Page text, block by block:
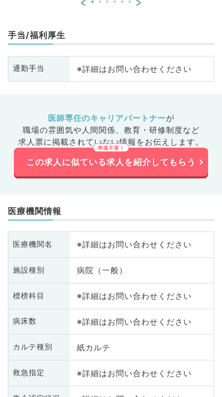
手当/福利厚生
通勤手当 ※詳細はお問い合わせください
医師専任のキャリアパートナーが
職場の雰囲気や人間関係、 教育・研修制度など
求人票に掲載されていない情報をお伝えします。
この求人に似ている求人を紹介してもらう
医療機関情報
医療機関名 ※詳細はお問い合わせください
施設種別 病院（一般）
標榜科目 ※詳細はお問い合わせください
病床数 ※詳細はお問い合わせください
カルテ種別 紙カルテ
救急指定 ※詳細はお問い合わせください